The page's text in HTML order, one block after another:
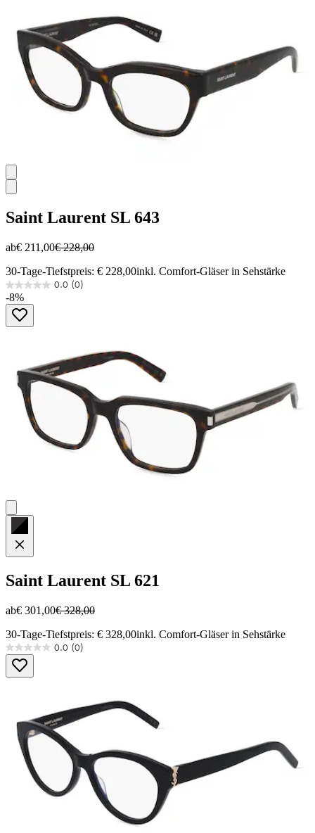
Saint Laurent SL 643
ab€ 211,00€ 228,00
30-Tage-Tiefstpreis: € 228,00inkl. Comfort-Gläser in Sehstärke
0.0 (0)
0.0
von
Sternen.
-8%
Saint Laurent SL 621
ab€ 301,00€ 328,00
30-Tage-Tiefstpreis: € 328,00inkl. Comfort-Gläser in Sehstärke
0.0 (0)
0.0
von
5